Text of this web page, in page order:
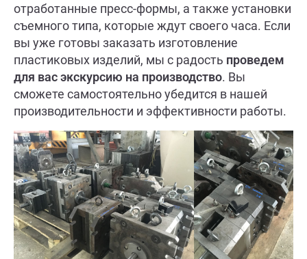
отработанные пресс-формы, а также установки
съемного типа, которые ждут своего часа. Если
вы уже готовы заказать изготовление
пластиковых изделий, мы с радость проведем
для вас экскурсию на производство. Вы
сможете самостоятельно убедится в нашей
производительности и эффективности работы.